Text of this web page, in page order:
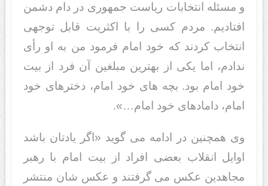
و مسئله انتخابات ریاست جمهوری در دام دشمن
افتادیم. مردم کسی را با اکثریت قابل توجهی
انتخاب کردند که خود امام فرمود من به او رأی
ندادم، اما یکی از بهترین مبلغین آن فرد از بیت
خود امام بود. بچه های خود امام، دخترهای خود
امام، دامادهای خود امام…».
وی همچنین در ادامه می گوید «اگر یادتان باشد
اوایل انقلاب بعضی افراد از بیت امام با رهبر
مجاهدین عکس می گرفتند و عکس شان منتشر